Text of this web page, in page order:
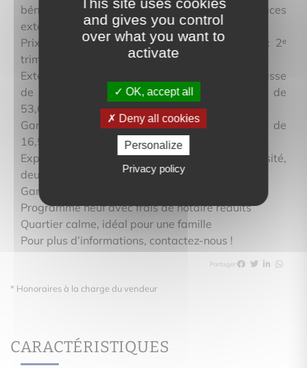
bénéficie de prestations de qualité et d’espaces
extérieurs agéables.
Prix TTC (TVA 20 %) : 595 000 € Actabilité : 2ᵉ
trimestre 2026 Livraison : 4ᵉ trimestre 2027
Extérieurs et annexes : Parcelle de 211 m², Terrasse
de 13,74 m², Jardin 1 de 39,82 m², Jardin 2 de
53,68 m²
Garage fermé de 15,63 m² , Parking intérieur de
16,50 m²
Exposition Sud-Ouest pour une belle luminosité,
deux jardins + une terrasse
Garage + place de parking privative
Programme neuf avec frais de notaire réduits
Quartier calme, idéal pour une famille
Pour plus d’informations, contactez-nous !
Partager
* Honoraires à la charge du vendeur
CARACTÉRISTIQUES
and gives you control
over what you want to
activate
OK, accept all
Deny all cookies
Personalize
Privacy policy